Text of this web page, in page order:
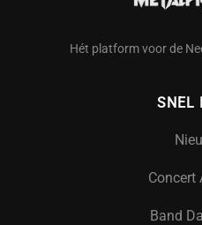
Hét platform voor de
SNEL
Concert
Band